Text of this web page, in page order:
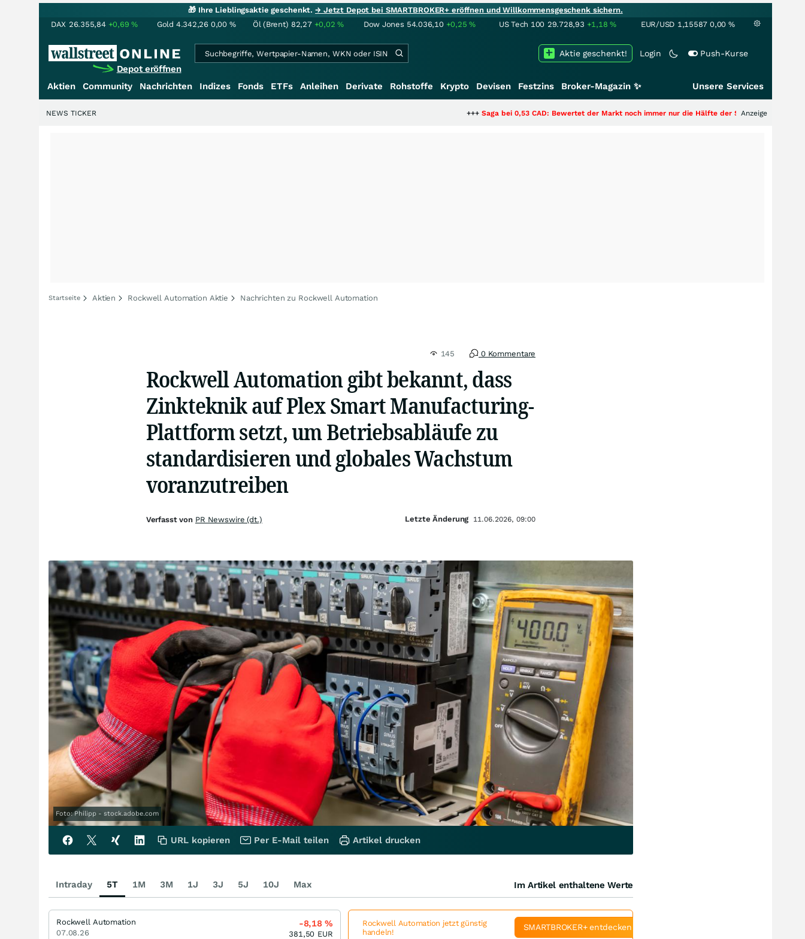
🎁 Ihre Lieblingsaktie geschenkt.→ Jetzt Depot bei SMARTBROKER+ eröffnen und Willkommensgeschenk sichern.
DAX 26.355,84 +0,69% Gold 4.342,26 0,00 % Öl (Brent) 82,27 +0,02% Dow Jones 54.036,10 +0,25% US Tech 100 29.728,93 +1,18% EUR/USD 1,15587 0,00 %
Depot eröffnen
Login Push-Kurse
Aktie geschenkt!
Aktien Community Nachrichten Indizes Fonds ETFs Anleihen Derivate Rohstoffe Krypto Devisen Festzins Broker-Magazin ✨ Unsere Services
Saga bei 0,53 CAD: Bewertet der Markt noch immer nur die Hälfte der Story?+++ Anzeige
NEWS TICKER
Startseite Aktien Rockwell Automation Aktie Nachrichten zu Rockwell Automation
145 0 Kommentare
Rockwell Automation gibt bekannt, dass
Zinkteknik auf Plex Smart Manufacturing-
Plattform setzt, um Betriebsabläufe zu
standardisieren und globales Wachstum
voranzutreiben
Foto: Philipp - stock.adobe.com
Verfasst von PR Newswire (dt.) Letzte Änderung 11.06.2026, 09:00
URL kopieren Per E-Mail teilen Artikel drucken
Intraday 5T 1M 3M 1J 3J 5J 10J Max Im Artikel enthaltene Werte
Rockwell Automation
07.08.26
-8,18%
381,50 EUR
Rockwell Automation jetzt günstig
handeln!
SMARTBROKER+ entdecken